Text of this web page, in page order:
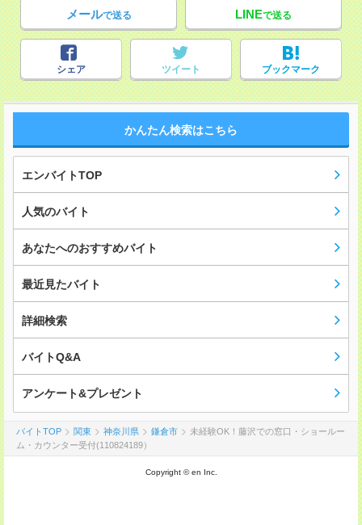
メールで送る LINEで送る
シェア ツイート ブックマーク
かんたん検索はこちら
エンバイトTOP
人気のバイト
あなたへのおすすめバイト
最近見たバイト
詳細検索
バイトQ&A
アンケート&プレゼント
バイトTOP 関東 神奈川県 鎌倉市
未経験OK！藤沢での窓口・ショールー
ム・カウンター受付(110824189）
Copyright © en Inc.